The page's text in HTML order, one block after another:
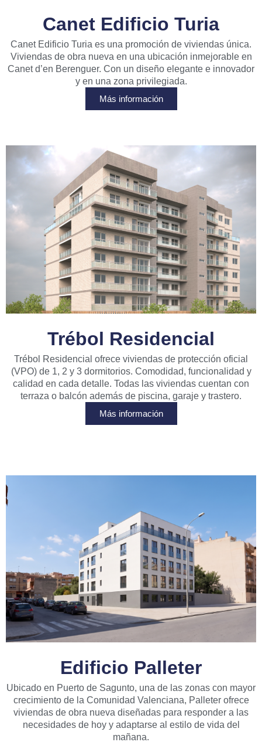
Canet Edificio Turia
Canet Edificio Turia es una promoción de viviendas única.
Viviendas de obra nueva en una ubicación inmejorable en
Canet d’en Berenguer. Con un diseño elegante e innovador
y en una zona privilegiada.
Más información
Trébol Residencial
Trébol Residencial ofrece viviendas de protección oficial
(VPO) de 1, 2 y 3 dormitorios. Comodidad, funcionalidad y
calidad en cada detalle. Todas las viviendas cuentan con
terraza o balcón además de piscina, garaje y trastero.
Más información
Edificio Palleter
Ubicado en Puerto de Sagunto, una de las zonas con mayor
crecimiento de la Comunidad Valenciana, Palleter ofrece
viviendas de obra nueva diseñadas para responder a las
necesidades de hoy y adaptarse al estilo de vida del
mañana.